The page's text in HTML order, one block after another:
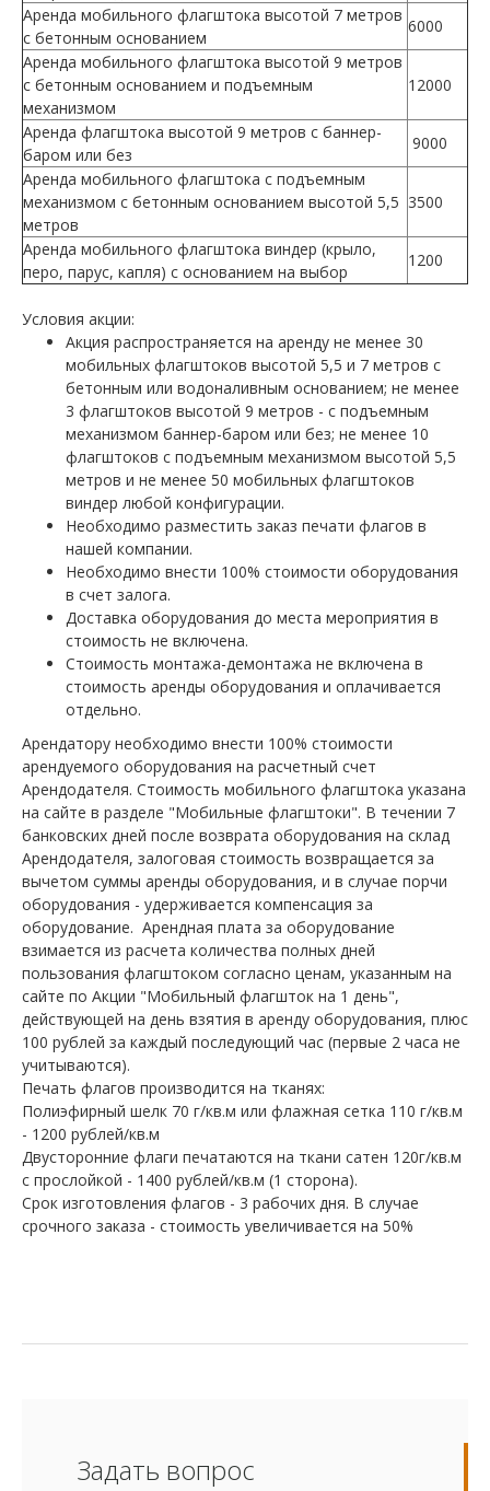
Аренда мобильного флагштока высотой 7 метров
с бетонным основанием
6000
Аренда мобильного флагштока высотой 9 метров
с бетонным основанием и подъемным
механизмом
12000
Аренда флагштока высотой 9 метров с баннер-
баром или без
9000
Аренда мобильного флагштока с подъемным
механизмом с бетонным основанием высотой 5,5
метров
3500
Аренда мобильного флагштока виндер (крыло,
перо, парус, капля) с основанием на выбор
1200
Условия акции:
Акция распространяется на аренду не менее 30
мобильных флагштоков высотой 5,5 и 7 метров с
бетонным или водоналивным основанием; не менее
3 флагштоков высотой 9 метров - с подъемным
механизмом баннер-баром или без; не менее 10
флагштоков с подъемным механизмом высотой 5,5
метров и не менее 50 мобильных флагштоков
виндер любой конфигурации.
Необходимо разместить заказ печати флагов в
нашей компании.
Необходимо внести 100% стоимости оборудования
в счет залога.
Доставка оборудования до места мероприятия в
стоимость не включена.
Стоимость монтажа-демонтажа не включена в
стоимость аренды оборудования и оплачивается
отдельно.
Арендатору необходимо внести 100% стоимости
арендуемого оборудования на расчетный счет
Арендодателя. Стоимость мобильного флагштока указана
на сайте в разделе "Мобильные флагштоки". В течении 7
банковских дней после возврата оборудования на склад
Арендодателя, залоговая стоимость возвращается за
вычетом суммы аренды оборудования, и в случае порчи
оборудования - удерживается компенсация за
оборудование. Арендная плата за оборудование
взимается из расчета количества полных дней
пользования флагштоком согласно ценам, указанным на
сайте по Акции "Мобильный флагшток на 1 день",
действующей на день взятия в аренду оборудования, плюс
100 рублей за каждый последующий час (первые 2 часа не
учитываются).
Печать флагов производится на тканях:
Полиэфирный шелк 70 г/кв.м или флажная сетка 110 г/кв.м
- 1200 рублей/кв.м
Двусторонние флаги печатаются на ткани сатен 120г/кв.м
с прослойкой - 1400 рублей/кв.м (1 сторона).
Срок изготовления флагов - 3 рабочих дня. В случае
срочного заказа - стоимость увеличивается на 50%
Задать вопрос